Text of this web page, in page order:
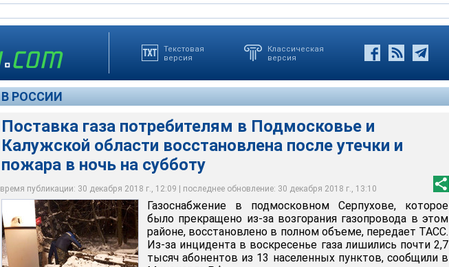
Текстовая
версия
Классическая
версия
В РОССИИ
Поставка газа потребителям в Подмосковье и
Калужской области восстановлена после утечки и
пожара в ночь на субботу
время публикации: 30 декабря 2018 г., 12:09 | последнее обновление: 30 декабря 2018 г., 13:10
Поставки газа потребителям в Подмосковье и Калужской области восстановлена
после утечки и пожара в ночь на субботу
Главное управление МЧС России по Калужской области
Газопровод в Серпуховском районе загорелся в ночь на субботу. Прорыв произошел
на 12 км газопровода "Серпухов - Ленинград". Была сокращена подача газа для части
потребителей, получающих газ через газораспределительную станцию "Протвино"
Главное управление МЧС России по Московской области
Газоснабжение в подмосковном Серпухове, которое
было прекращено из-за возгорания газопровода в этом
районе, восстановлено в полном объеме, передает ТАСС.
Из-за инцидента в воскресенье газа лишились почти 2,7
тысяч абонентов из 13 населенных пунктов, сообщили в